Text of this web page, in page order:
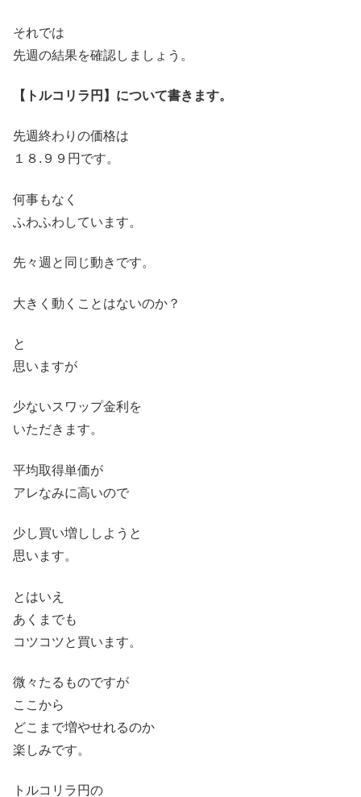
それでは
先週の結果を確認しましょう。
【トルコリラ円】について書きます。
先週終わりの価格は
１８.９９円です。
何事もなく
ふわふわしています。
先々週と同じ動きです。
大きく動くことはないのか？
と
思いますが
少ないスワップ金利を
いただきます。
平均取得単価が
アレなみに高いので
少し買い増ししようと
思います。
とはいえ
あくまでも
コツコツと買います。
微々たるものですが
ここから
どこまで増やせれるのか
楽しみです。
トルコリラ円の